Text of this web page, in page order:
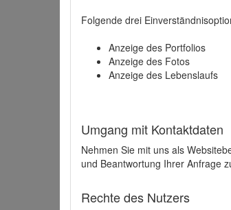
Folgende drei
Anzeige des Portfolios
Anzeige des Fotos
Anzeige des Lebenslaufs
Umgang mit Kontaktdaten
Nehmen Sie mit uns als
und Beantwortung Ihrer Anfrage
Rechte des Nutzers